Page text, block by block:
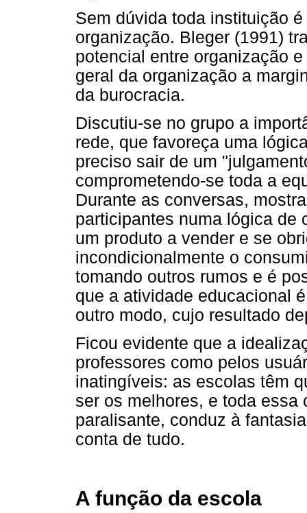
Sem dúvida toda instituição
organização. Bleger (1991)
potencial entre organização
geral da organização a
da burocracia.
Discutiu-se no grupo a
rede, que favoreça uma
preciso sair de um
comprometendo-se toda a
Durante as conversas,
participantes numa lógica de
um produto a vender e se
incondicionalmente o
tomando outros rumos e é
que a atividade educacional
outro modo, cujo resultado
Ficou evidente que a
professores como pelos
inatingíveis: as escolas têm
ser os melhores, e toda essa
paralisante, conduz à
conta de tudo.
A função da escola